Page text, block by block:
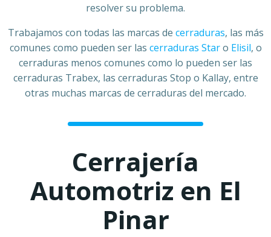
resolver su problema.
Trabajamos con todas las marcas de cerraduras, las más
comunes como pueden ser las cerraduras Staro Elisil, o
cerraduras menos comunes como lo pueden ser las
cerraduras Trabex, las cerraduras Stop o Kallay, entre
otras muchas marcas de cerraduras del mercado.
Cerrajería
Automotriz en El
Pinar